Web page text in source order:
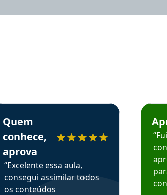
depoimento
Sergio recomenda o Aprova Concursos
Quem
conhece,
aprova
“Excelente essa aula,
consegui assimilar todos
os conteúdos